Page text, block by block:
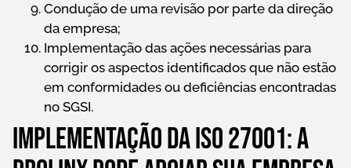
Condução de uma revisão por parte da direção
da empresa;
Implementação das ações necessárias para
corrigir os aspectos identificados que não estão
em conformidades ou deficiências encontradas
no SGSI.
Implementação da ISO 27001: a